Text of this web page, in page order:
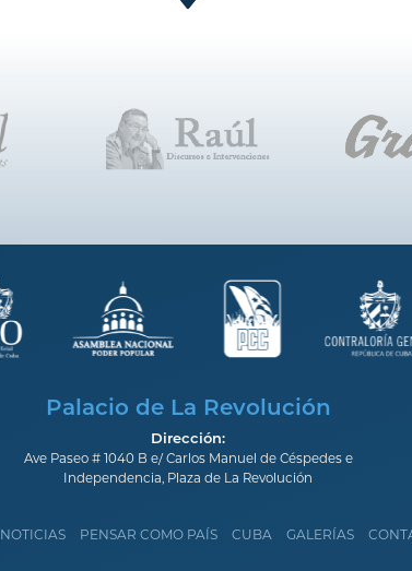
Palacio de La Revolución
Dirección:
Ave Paseo # 1040 B e/ Carlos Manuel de Céspedes e
Independencia, Plaza de La Revolución
NOTICIAS PENSAR COMO PAÍS CUBA GALERÍAS